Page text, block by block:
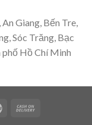
Giang, Bến Tre,
Sóc Trăng, Bạc
phố Hồ Chí Minh